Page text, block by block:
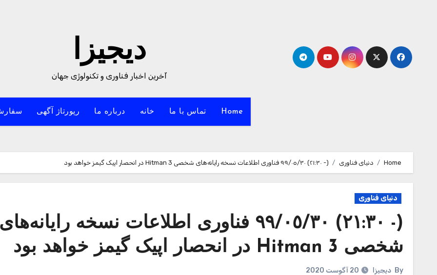
دیجیزا
آخرین اخبار فناوری و تکنولوژی جهان
Home تماس با ما خانه درباره ما رپورتاژ آگهی
Home دنیای فناوری (- ٢١:٣٠) ٩٩/٠٥/٣٠ فناوری اطلاعات نسخه‌ رایانه‌های شخصی Hitman 3 در انحصار اپیک گیمز خواهد بود
دنیای فناوری
(- ٢١:٣٠) ٩٩/٠٥/٣٠ فناوری اطلاعات نسخه‌ رایانه‌های
شخصی Hitman 3 در انحصار اپیک گیمز خواهد بود
By دیجیزا 20 آگوست 2020